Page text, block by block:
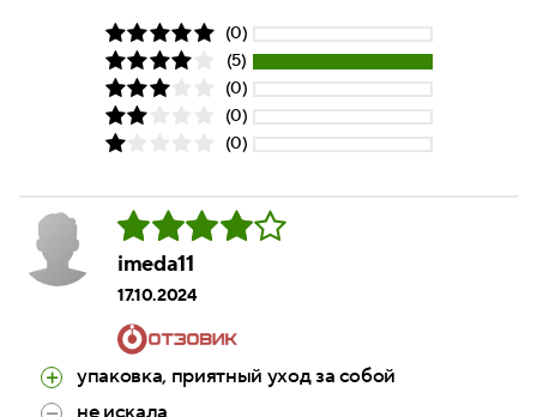
(0)
(5)
(0)
(0)
(0)
imeda11
17.10.2024
упаковка, приятный уход за собой